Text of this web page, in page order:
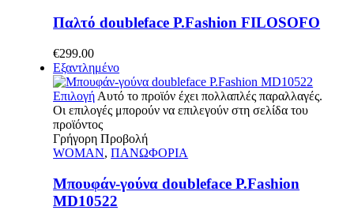
Παλτό doubleface P.Fashion FILOSOFO
€299.00
Εξαντλημένο
Επιλογή Αυτό το προϊόν έχει πολλαπλές παραλλαγές.
Οι επιλογές μπορούν να επιλεγούν στη σελίδα του
προϊόντος
Γρήγορη Προβολή
WOMAN,ΠΑΝΩΦΟΡΙΑ
Μπουφάν-γούνα doubleface P.Fashion
MD10522